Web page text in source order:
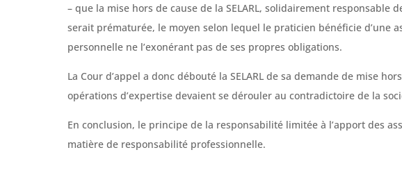
– que la mise hors de cause de la SELARL, solidairement responsable
serait prématurée, le moyen selon lequel le praticien bénéficie d’une
personnelle ne l’exonérant pas de ses propres obligations.
La Cour d’appel a donc débouté la SELARL de sa demande de mise
opérations d’expertise devaient se dérouler au contradictoire de la
En conclusion, le principe de la responsabilité limitée à l’apport des
matière de responsabilité professionnelle.